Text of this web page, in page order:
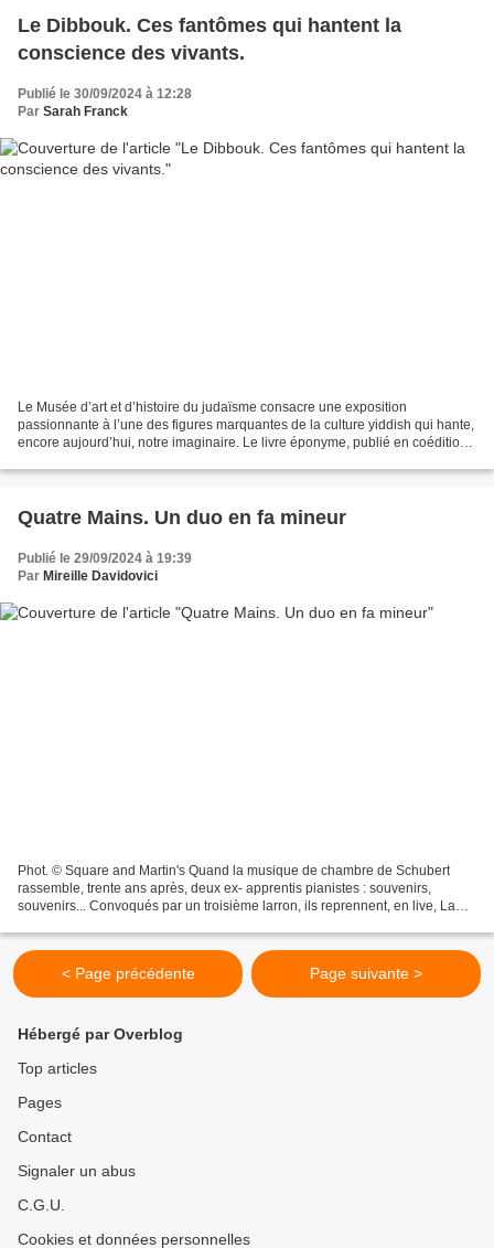
Le Dibbouk. Ces fantômes qui hantent la
conscience des vivants.
Publié le 30/09/2024 à 12:28
Par Sarah Franck
Le Musée d’art et d’histoire du judaïsme consacre une exposition
passionnante à l’une des figures marquantes de la culture yiddish qui hante,
encore aujourd’hui, notre imaginaire. Le livre éponyme, publié en coédition
Quatre Mains. Un duo en fa mineur
Publié le 29/09/2024 à 19:39
Par Mireille Davidovici
Phot. © Square and Martin's Quand la musique de chambre de Schubert
rassemble, trente ans après, deux ex- apprentis pianistes : souvenirs,
souvenirs... Convoqués par un troisième larron, ils reprennent, en live, La
< Page précédente Page suivante >
Hébergé par Overblog
Top articles
Pages
Contact
Signaler un abus
C.G.U.
Cookies et données personnelles